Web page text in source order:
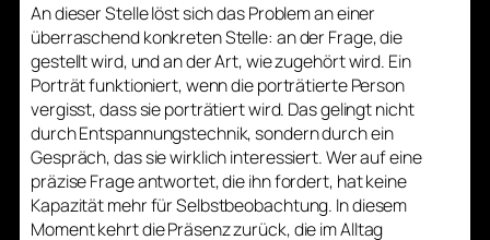
An dieser Stelle löst sich das Problem an einer
überraschend konkreten Stelle: an der Frage, die
gestellt wird, und an der Art, wie zugehört wird. Ein
Porträt funktioniert, wenn die porträtierte Person
vergisst, dass sie porträtiert wird. Das gelingt nicht
durch Entspannungstechnik, sondern durch ein
Gespräch, das sie wirklich interessiert. Wer auf eine
präzise Frage antwortet, die ihn fordert, hat keine
Kapazität mehr für Selbstbeobachtung. In diesem
Moment kehrt die Präsenz zurück, die im Alltag